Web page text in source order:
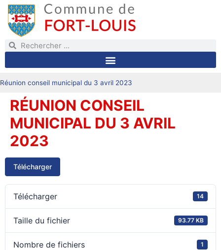
Réunion conseil municipal du 3 avril 2023
RÉUNION CONSEIL
MUNICIPAL DU 3 AVRIL
2023
Télécharger
Télécharger 14
Taille du fichier 93.77 KB
Nombre de fichiers 1